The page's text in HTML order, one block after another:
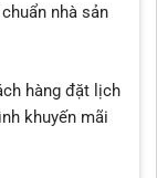
nhà sản
hàng đặt lịch
khuyến mãi